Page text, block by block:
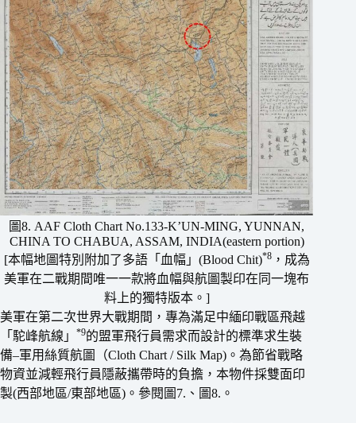
圖8. AAF Cloth Chart No.133-K’UN-MING, YUNNAN,
CHINA TO CHABUA, ASSAM, INDIA(eastern portion)
[本幅地圖特別附加了多語「血幅」(Blood Chit)*8，成為
美軍在二戰期間唯一一款將血幅與航圖製印在同一塊布
料上的獨特版本。]
美軍在第二次世界大戰期間，專為滿足中緬印戰區飛越
「駝峰航線」
*9的盟軍飛行員需求而設計的標準求生裝
備–軍用絲質航圖（Cloth Chart / Silk Map)。為節省戰略
物資並減輕飛行員隱蔽攜帶時的負擔，本物件採雙面印
製(西部地區/東部地區)。參閱圖7.、圖8.。